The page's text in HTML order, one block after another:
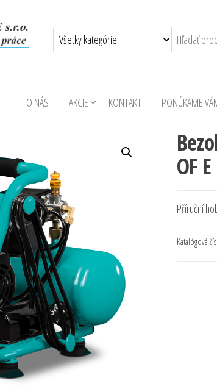
O NÁS AKCIE KONTAKT PONÚKAME
OF E
Příruční
Katalógové